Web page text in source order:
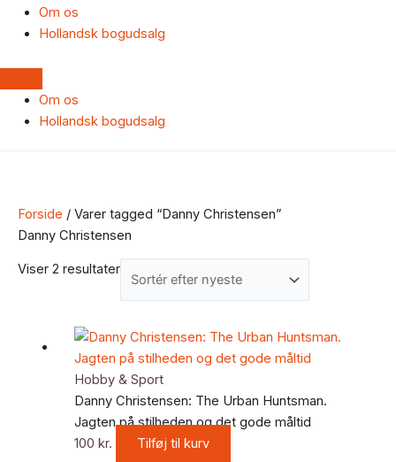
Om os
Hollandsk bogudsalg
Om os
Hollandsk bogudsalg
Forside / Varer tagged “Danny Christensen”
Danny Christensen
Viser 2 resultater
Hobby & Sport
Danny Christensen: The Urban Huntsman.
Jagten på stilheden og det gode måltid
100 kr. Tilføj til kurv